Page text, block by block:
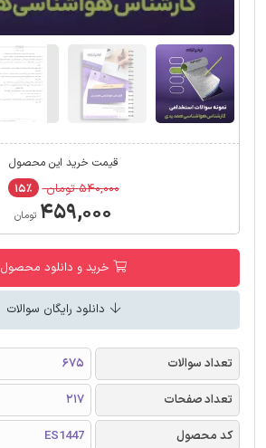
قیمت خرید این محصول
۵۴۰,۰۰۰ تومان ۱۵٪
۴۵۹,۰۰۰ تومان
خرید و دانلود محصول
دانلود رایگان سوالات
تعداد سوالات
675
تعداد صفحات
217
کد محصول
ES1447